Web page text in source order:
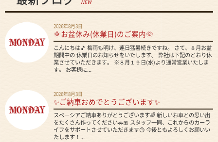
NEW
2026年8月3日
🌞お盆休み(休業日)のご案内🌞
こんにちは🎵 梅雨も明け、連日猛暑続きですね。 さて、８月お盆
期間中の 休業日のお知らせをいたします。 弊社は下記のとおり休
業させていただきます。 ※８月１９日(水)より通常営業いたしま
す。 お客様に...
2026年8月3日
✨ご納車おめでとうございます✨
スペーシアご納車ありがとうございます🌈 新しいお車との思い出
をたくさん作ってください🚗🎀 スタッフ一同、これからのカーラ
イフをサポートさせていただきます😊 今後ともよろしくお願いい
たします！...